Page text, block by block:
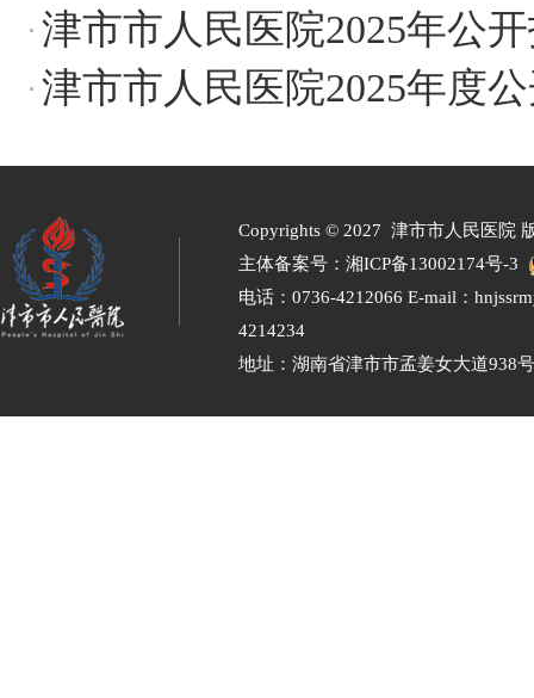
津市市人民医院2025年公
津市市人民医院2025年度
Copyrights © 2027 津市市人民医院
主体备案号： 湘ICP备13002174号-3
电话：0736-4212066 E-mail：
4214234
地址：湖南省津市市孟姜女大道938